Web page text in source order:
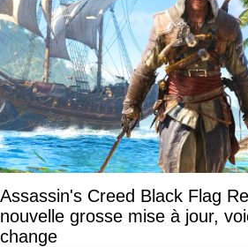
Assassin's Creed Black Flag
nouvelle grosse mise à jour,
change